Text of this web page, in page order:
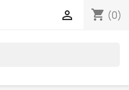
shopping_cart (0)
